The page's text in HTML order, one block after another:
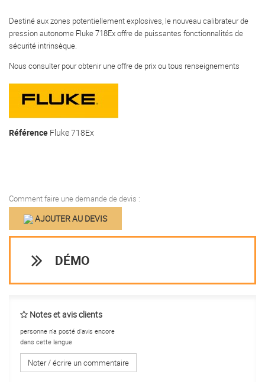
Destiné aux zones potentiellement explosives, le nouveau calibrateur de
pression autonome Fluke 718Ex offre de puissantes fonctionnalités de
sécurité intrinsèque.
Nous consulter pour obtenir une offre de prix ou tous renseignements
Référence Fluke 718Ex
Comment faire une demande de devis :
AJOUTER AU DEVIS
DÉMO
Notes et avis clients
personne n'a posté d'avis encore
dans cette langue
Noter / écrire un commentaire